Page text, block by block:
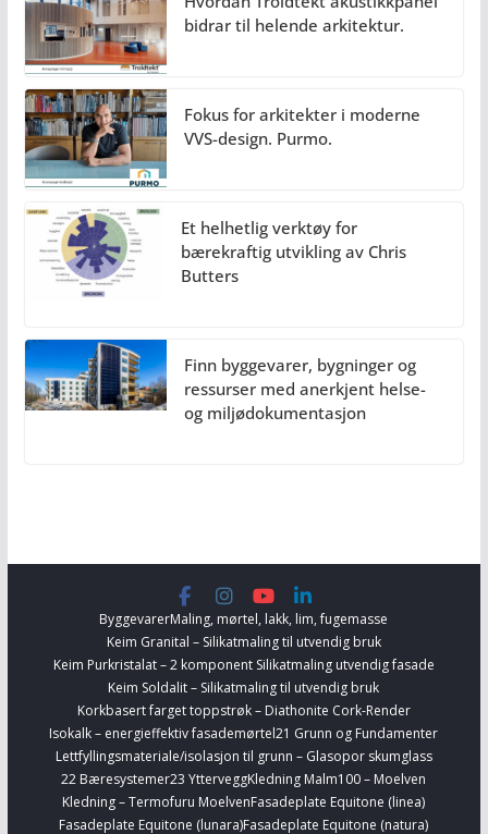
bidrar til helende arkitektur.
Fokus for arkitekter i moderne
VVS-design. Purmo.
Et helhetlig verktøy for
bærekraftig utvikling av Chris
Butters
Finn byggevarer, bygninger og
ressurser med anerkjent helse-
og miljødokumentasjon
ByggevarerMaling, mørtel, lakk, lim, fugemasse
Keim Granital – Silikatmaling til utvendig bruk
Keim Purkristalat – 2 komponent Silikatmaling utvendig fasade
Keim Soldalit – Silikatmaling til utvendig bruk
Korkbasert farget toppstrøk – Diathonite Cork-Render
Isokalk – energieffektiv fasademørtel21 Grunn og Fundamenter
Lettfyllingsmateriale/isolasjon til grunn – Glasopor skumglass
22 Bæresystemer23 YtterveggKledning Malm100 – Moelven
Kledning – Termofuru MoelvenFasadeplate Equitone (linea)
Fasadeplate Equitone (lunara)Fasadeplate Equitone (natura)